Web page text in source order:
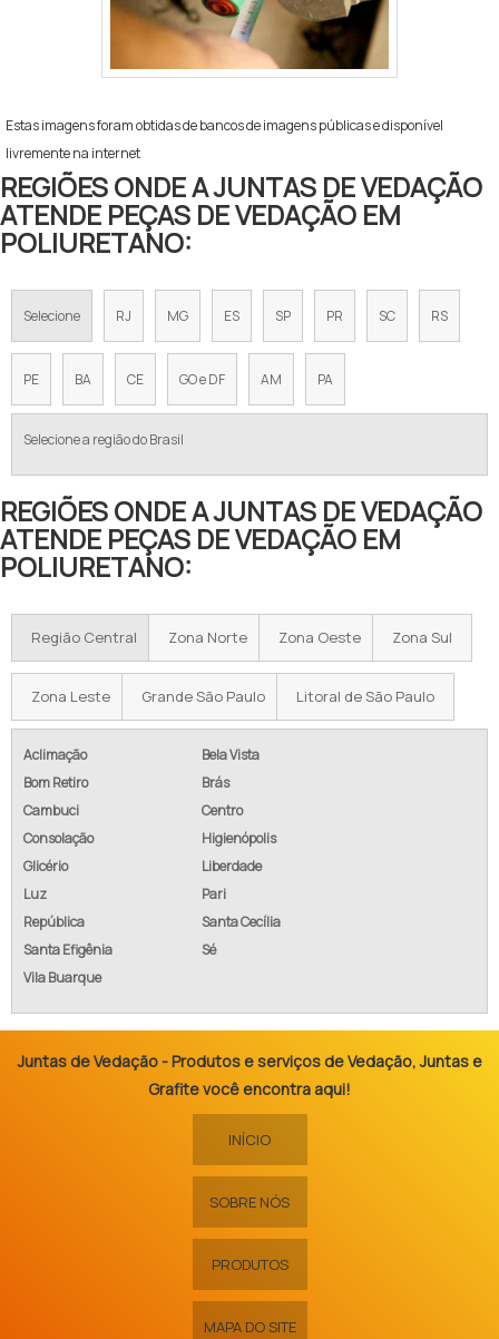
Estas imagens foram obtidas de bancos de imagens públicas e disponível
livremente na internet
REGIÕES ONDE A JUNTAS DE VEDAÇÃO
ATENDE PEÇAS DE VEDAÇÃO EM
POLIURETANO:
Selecione RJ MG ES SP PR SC RS
PE BA CE GO e DF AM PA
Selecione a região do Brasil
REGIÕES ONDE A JUNTAS DE VEDAÇÃO
ATENDE PEÇAS DE VEDAÇÃO EM
POLIURETANO:
Região Central Zona Norte Zona Oeste Zona Sul
Zona Leste Grande São Paulo Litoral de São Paulo
Aclimação
Bela Vista
Bom Retiro
Brás
Cambuci
Centro
Consolação
Higienópolis
Glicério
Liberdade
Luz
Pari
República
Santa Cecília
Santa Efigênia
Sé
Vila Buarque
Juntas de Vedação - Produtos e serviços de Vedação, Juntas e
Grafite você encontra aqui!
INÍCIO
SOBRE NÓS
PRODUTOS
MAPA DO SITE